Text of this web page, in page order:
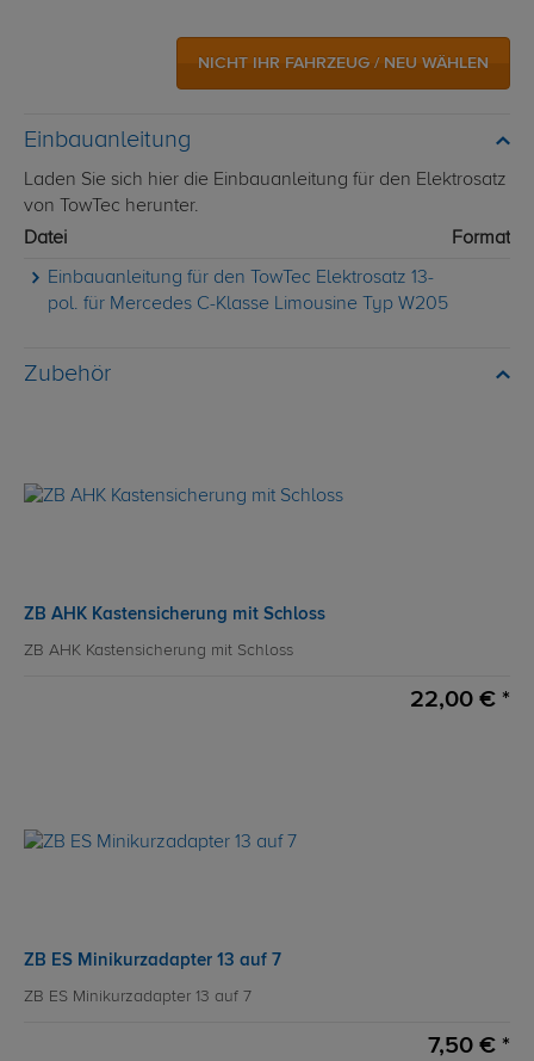
NICHT IHR FAHRZEUG / NEU WÄHLEN
Einbauanleitung
Laden Sie sich hier die Einbauanleitung für den Elektrosatz
von TowTec herunter.
Datei
Format
Einbauanleitung für den TowTec Elektrosatz 13-
pol. für Mercedes C-Klasse Limousine Typ W205
Zubehör
ZB AHK Kastensicherung mit Schloss
ZB AHK Kastensicherung mit Schloss
22,00 € *
ZB ES Minikurzadapter 13 auf 7
ZB ES Minikurzadapter 13 auf 7
7,50 € *